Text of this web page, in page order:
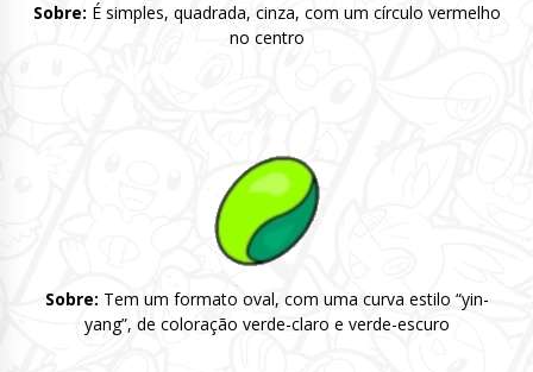
Sobre: É simples, quadrada, cinza, com um círculo vermelho
no centro
Sobre: Tem um formato oval, com uma curva estilo “yin-
yang”, de coloração verde-claro e verde-escuro